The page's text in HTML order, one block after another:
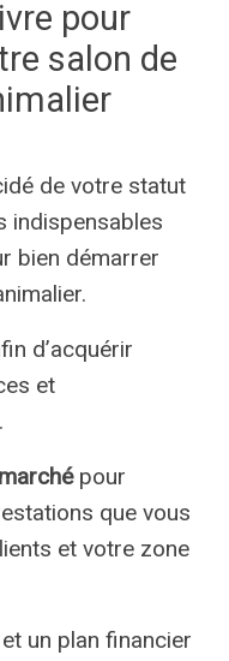
pour
salon de
de votre statut
indispensables
bien démarrer
d’acquérir
et
pour
que vous
et votre zone
un plan financier